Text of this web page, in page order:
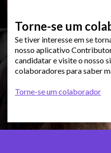
Torne-se um
Se tiver interesse em se
nosso aplicativo
candidatar e visite o nosso
colaboradores para saber
Torne-se um colaborador